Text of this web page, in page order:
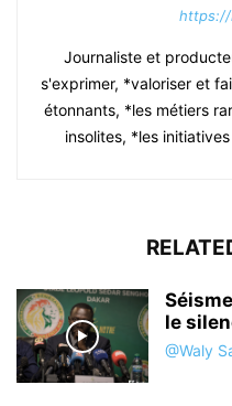
https://
Journaliste et
s'exprimer, *valoriser et
étonnants, *les métiers
insolites, *les
le
@Waly